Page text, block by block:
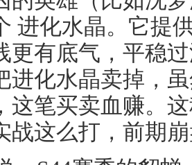
进化水晶。它提
更有底气，平稳
进化水晶卖掉，
这笔买卖血赚。
战这么打，前期